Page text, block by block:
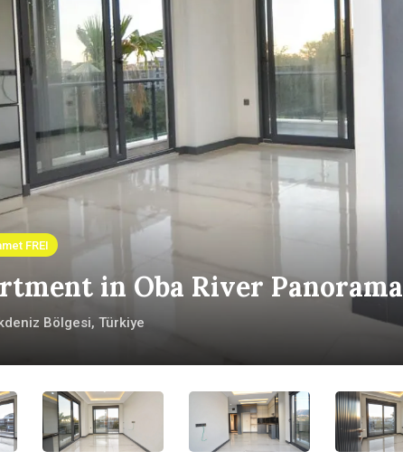
FREI
in Oba River Panorama
Bölgesi, Türkiye